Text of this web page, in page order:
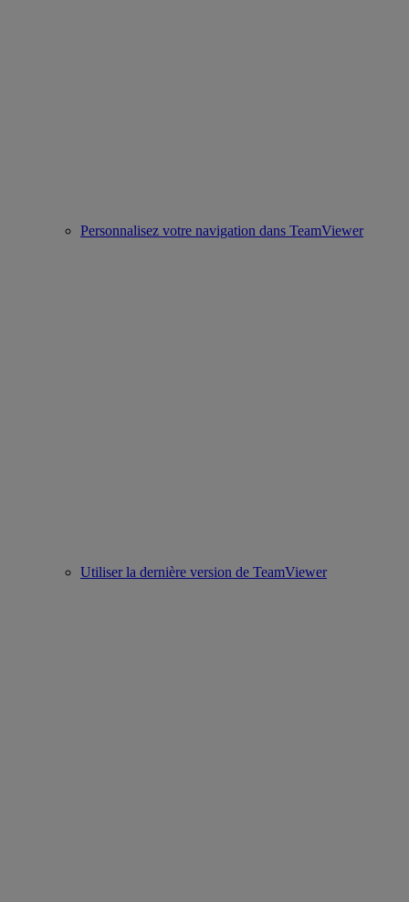
Personnalisez votre navigation dans TeamViewer
Utiliser la dernière version de TeamViewer